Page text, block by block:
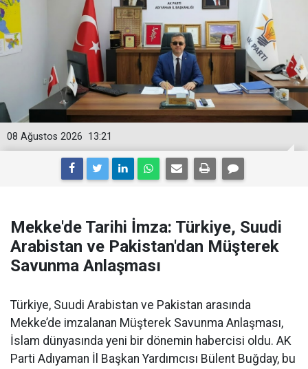
13:21
08 Ağustos 2026
Mekke'de Tarihi İmza: Türkiye, Suudi
Arabistan ve Pakistan'dan Müşterek
Savunma Anlaşması
Türkiye, Suudi Arabistan ve Pakistan arasında
Mekke’de imzalanan Müşterek Savunma Anlaşması,
İslam dünyasında yeni bir dönemin habercisi oldu. AK
Parti Adıyaman İl Başkan Yardımcısı Bülent Buğday, bu